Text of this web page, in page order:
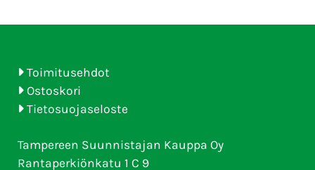
Toimitusehdot
Ostoskori
Tietosuojaseloste
Tampereen Suunnistajan Kauppa Oy
Rantaperkiönkatu 1 C 9